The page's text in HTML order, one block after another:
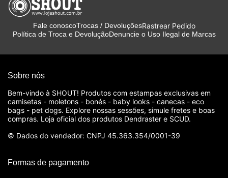
Fale conoscoTrocas / DevoluçõesRastrear Pedido
Política de Troca e DevoluçãoDenuncie o Uso Ilegal de Marcas
Sobre nós
Bem-vindo à SHOUT! Produtos com estampas exclusivas em
camisetas - moletons - bonés - baby looks - canecas - eco
bags - pet dogs. Explore nossas sessões, simule fretes e boas
compras. Loja oficial dos produtos Dendraster e SCUD.
© Dados do vendedor: CNPJ 45.363.354/0001-39
Formas de pagamento